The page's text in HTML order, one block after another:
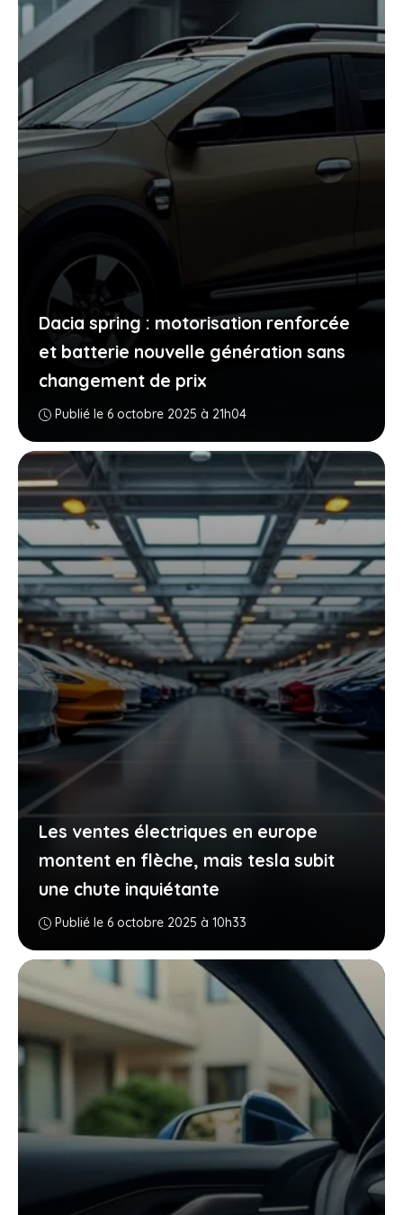
Dacia spring : motorisation renforcée
et batterie nouvelle génération sans
changement de prix
Publié le 6 octobre 2025 à 21h04
Les ventes électriques en europe
montent en flèche, mais tesla subit
une chute inquiétante
Publié le 6 octobre 2025 à 10h33